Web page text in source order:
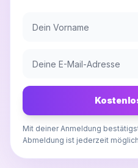
Mit deiner Anmeldung
Abmeldung ist jederzeit